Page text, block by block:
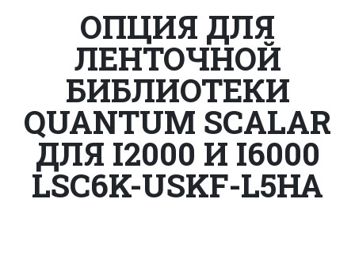
ОПЦИЯ ДЛЯ
ЛЕНТОЧНОЙ
БИБЛИОТЕКИ
QUANTUM SCALAR
ДЛЯ I2000 И I6000
LSC6K-USKF-L5HA